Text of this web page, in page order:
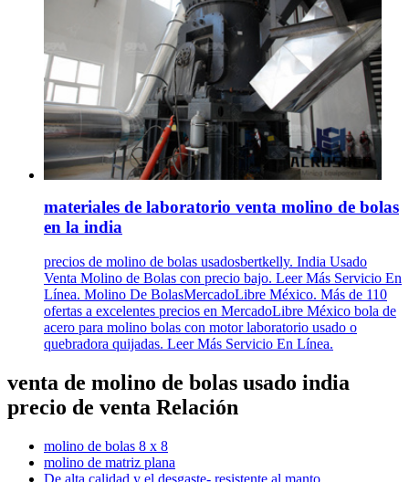
materiales de laboratorio venta molino de bolas
en la india
precios de molino de bolas usadosbertkelly. India Usado
Venta Molino de Bolas con precio bajo. Leer Más Servicio En
Línea. Molino De BolasMercadoLibre México. Más de 110
ofertas a excelentes precios en MercadoLibre México bola de
acero para molino bolas con motor laboratorio usado o
quebradora quijadas. Leer Más Servicio En Línea.
venta de molino de bolas usado india
precio de venta Relación
molino de bolas 8 x 8
molino de matriz plana